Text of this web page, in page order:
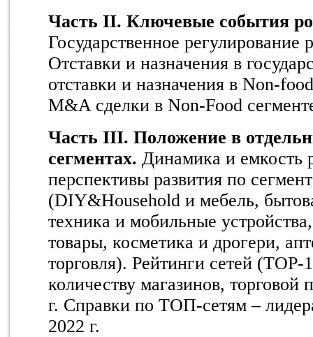
Часть II. Ключевые события
Государственное регулирование
Отставки и назначения в
отставки и назначения в Non-
M&A сделки в Non-Food
Часть III. Положение в
сегментах. Динамика и емкость
перспективы развития по
(DIY&Household и мебель,
техника и мобильные
товары, косметика и дрогери,
торговля). Рейтинги сетей (TOP-
количеству магазинов,
г. Справки по ТОП-сетям –
2022 г.